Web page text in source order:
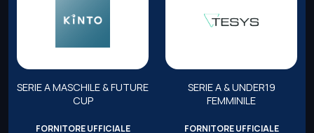
SERIE A MASCHILE & FUTURE
CUP
SERIE A & UNDER19
FEMMINILE
FORNITORE UFFICIALE FORNITORE UFFICIALE